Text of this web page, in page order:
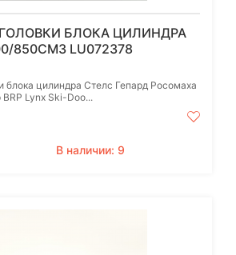
БЛОКА ЦИЛИНДРА
850СМ3 LU072378
блока цилиндра Стелс Гепард Росомаха
Lynx Ski-Doo...
В наличии: 9